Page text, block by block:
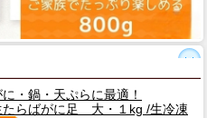
・鍋・天ぷらに最適！
たらばがに足 大・１kg /生冷凍